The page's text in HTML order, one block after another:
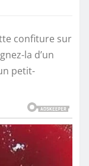
confiture sur
la d’un
petit-